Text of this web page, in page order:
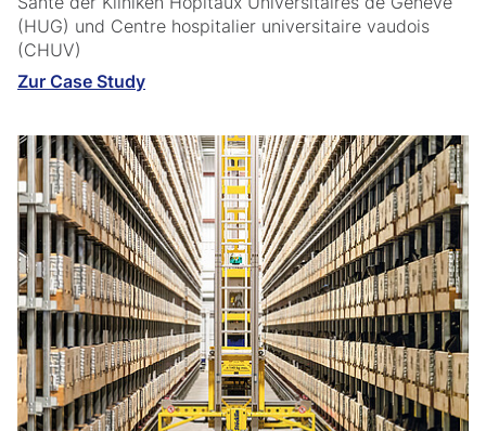
(HUG) und Centre hospitalier universitaire vaudois
(CHUV)
Zur Case Study